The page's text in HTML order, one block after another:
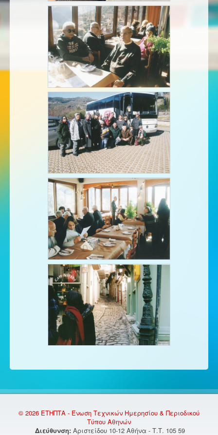
© 2026 ΕΤΗΠΤΑ - Ένωση Τεχνικών Ημερησίου & Περιοδικού
Τύπου Αθηνών
Διεύθυνση: Αριστείδου 10-12 Αθήνα - Τ.Τ. 105 59